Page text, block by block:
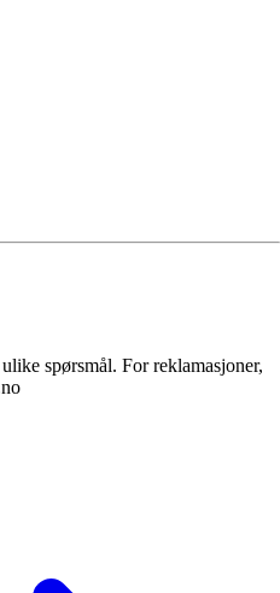
spørsmål. For reklamasjoner,